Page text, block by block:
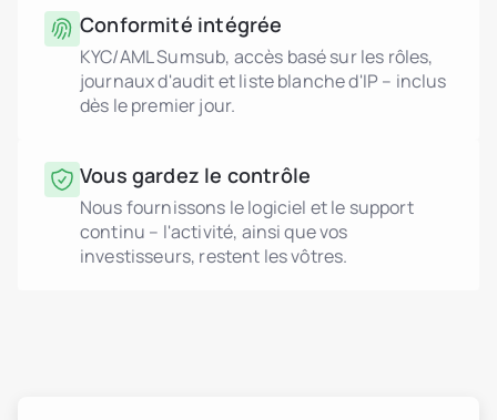
Conformité intégrée
KYC/AML Sumsub, accès basé sur les rôles,
journaux d'audit et liste blanche d'IP – inclus
dès le premier jour.
Vous gardez le contrôle
Nous fournissons le logiciel et le support
continu – l'activité, ainsi que vos
investisseurs, restent les vôtres.